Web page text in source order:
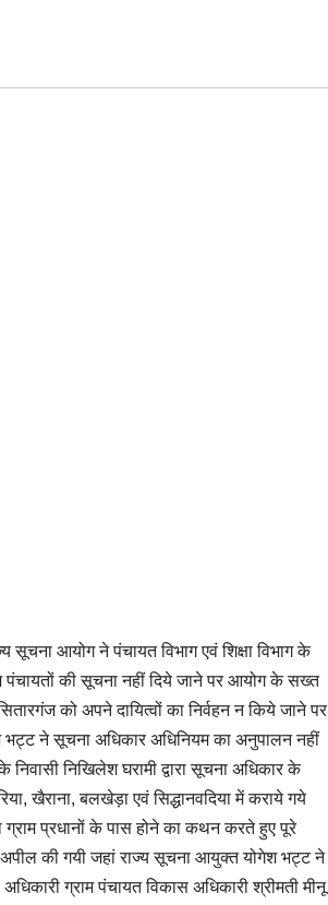
सूचना आयोग ने पंचायत विभाग एवं शिक्षा विभाग के
पंचायतों की सूचना नहीं दिये जाने पर आयोग के सख्त
को अपने दायित्वों का निर्वहन न किये जाने पर
भट्ट ने सूचना अधिकार अधिनियम का अनुपालन नहीं
निखिलेश घरामी द्वारा सूचना अधिकार के
खैराना, बलखेड़ा एवं सिद्धानवदिया में कराये गये
ग्राम प्रधानों के पास होने का कथन करते हुए पूरे
की गयी जहां राज्य सूचना आयुक्त योगेश भट्ट ने
ग्राम पंचायत विकास अधिकारी श्रीमती मीनू